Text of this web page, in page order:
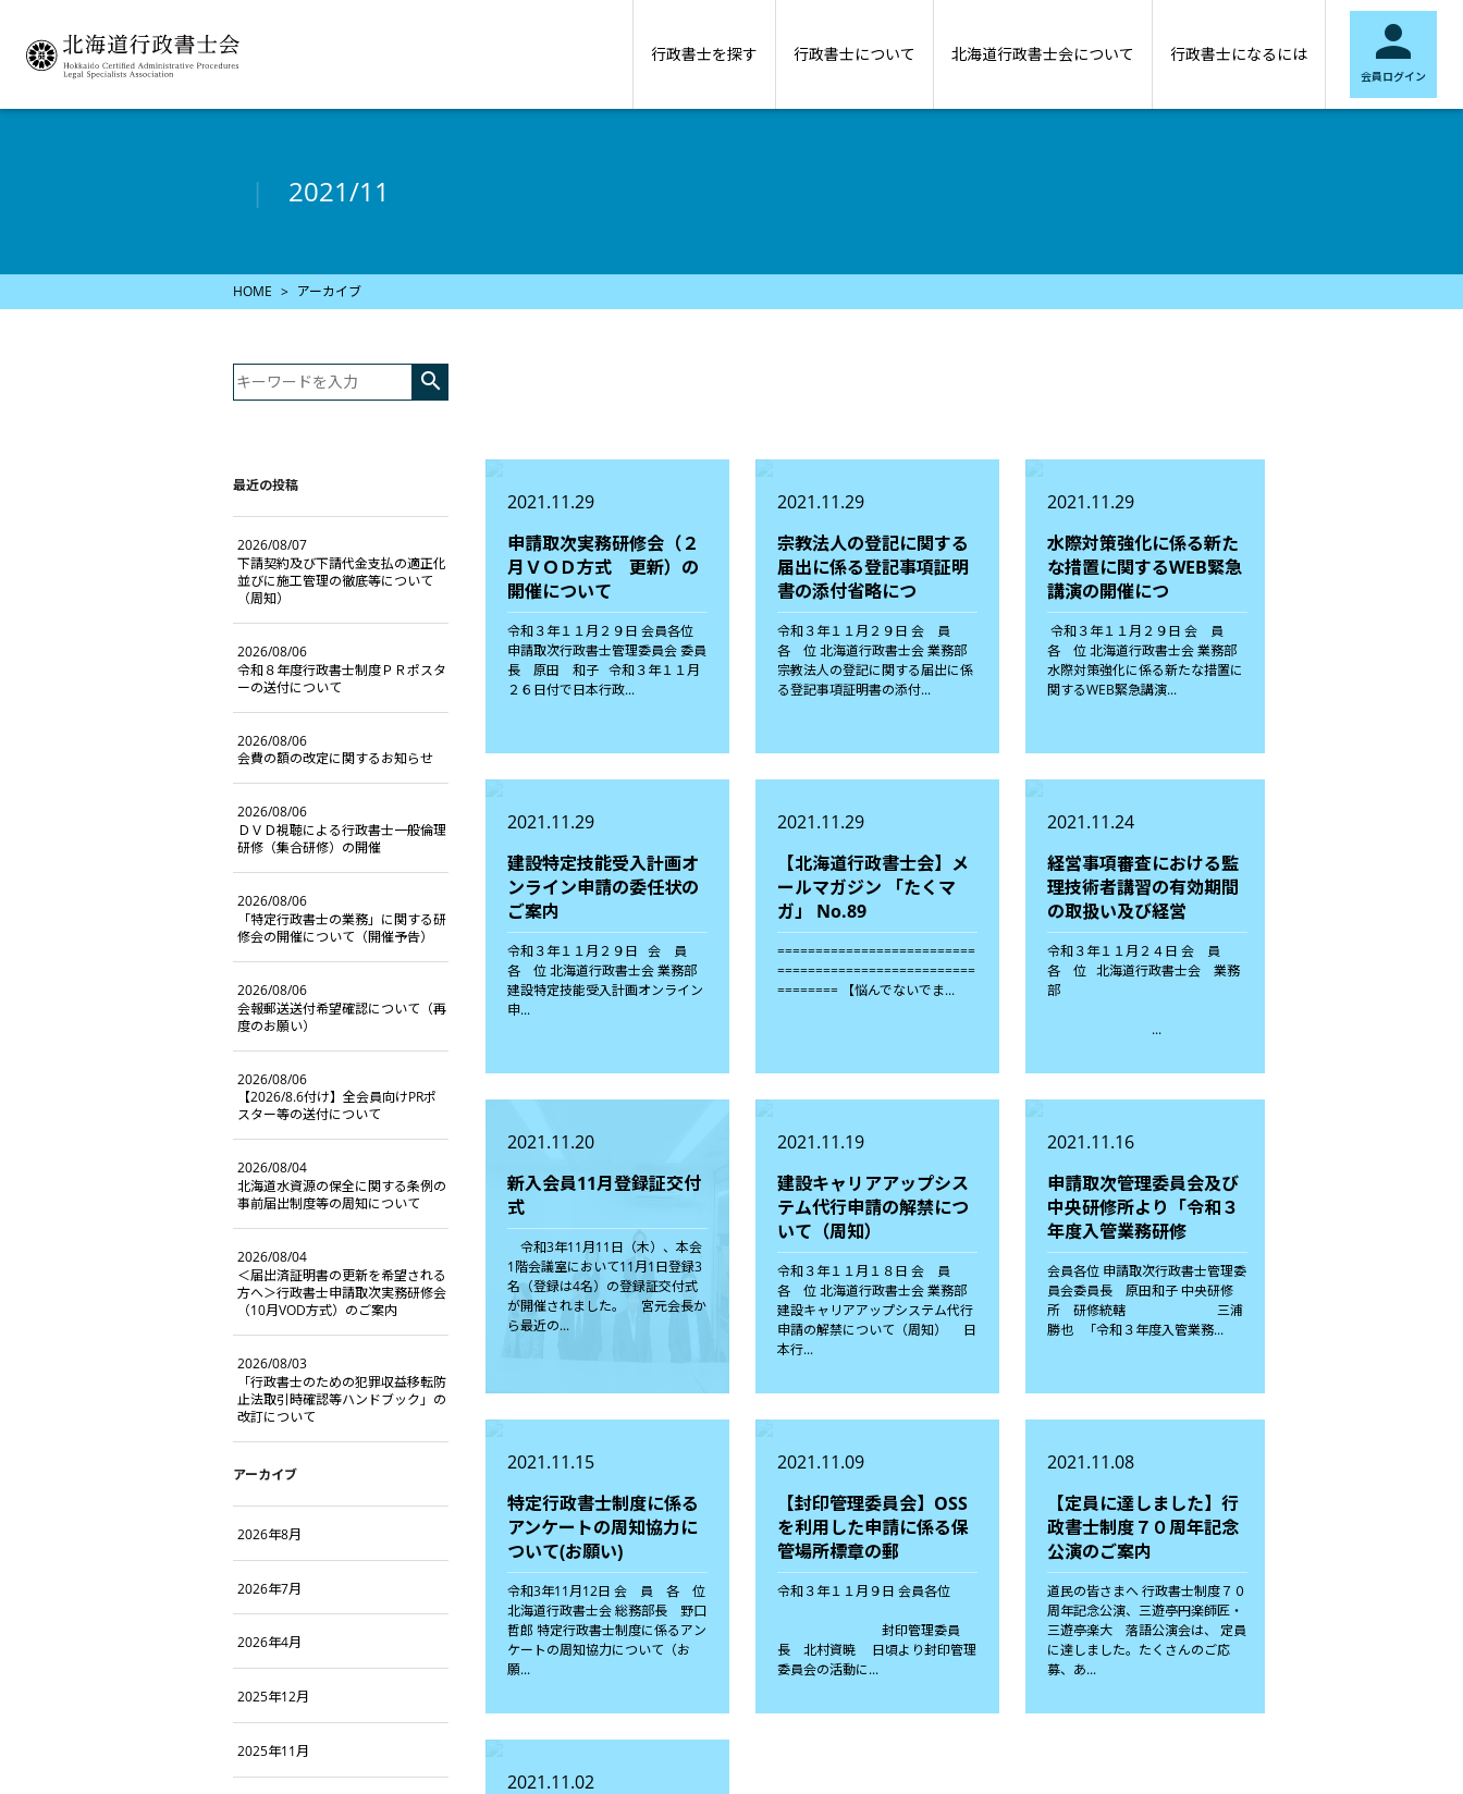
行政書士を探す 行政書士について 北海道行政書士会について 行政書士になるには 
会員ログイン
2021/11
HOME アーカイブ
2021.11.29
申請取次実務研修会（２
月ＶＯＤ方式 更新）の
開催について
令和３年１１月２９日 会員各位
申請取次行政書士管理委員会 委員
長 原田 和子 令和３年１１月
２６日付で日本行政...
2021.11.29
宗教法人の登記に関する
届出に係る登記事項証明
書の添付省略につ
令和３年１１月２９日 会 員
各 位 北海道行政書士会 業務部
宗教法人の登記に関する届出に係
る登記事項証明書の添付...
2021.11.29
水際対策強化に係る新た
な措置に関するWEB緊急
講演の開催につ
令和３年１１月２９日 会 員
各 位 北海道行政書士会 業務部
水際対策強化に係る新たな措置に
関するWEB緊急講演...
2021.11.29
建設特定技能受入計画オ
ンライン申請の委任状の
ご案内
令和３年１１月２９日 会 員
各 位 北海道行政書士会 業務部
建設特定技能受入計画オンライン
申...
2021.11.29
【北海道行政書士会】メ
ールマガジン 「たくマ
ガ」 No.89
==========================
==========================
======== 【悩んでないでま...
2021.11.24
経営事項審査における監
理技術者講習の有効期間
の取扱い及び経営
令和３年１１月２４日 会 員
各 位 北海道行政書士会 業務
部
...
2021.11.20
新入会員11月登録証交付
式
令和3年11月11日（木）、本会
1階会議室において11月1日登録3
名（登録は4名）の登録証交付式
が開催されました。 宮元会長か
ら最近の...
2021.11.19
建設キャリアアップシス
テム代行申請の解禁につ
いて（周知）
令和３年１１月１８日 会 員
各 位 北海道行政書士会 業務部
建設キャリアアップシステム代行
申請の解禁について（周知） 日
本行...
2021.11.16
申請取次管理委員会及び
中央研修所より「令和３
年度入管業務研修
会員各位 申請取次行政書士管理委
員会委員長 原田和子 中央研修
所 研修統轄 三浦
勝也 「令和３年度入管業務...
2021.11.15
特定行政書士制度に係る
アンケートの周知協力に
ついて(お願い)
令和3年11月12日 会 員 各 位
北海道行政書士会 総務部長 野口
哲郎 特定行政書士制度に係るアン
ケートの周知協力について（お
願...
2021.11.09
【封印管理委員会】OSS
を利用した申請に係る保
管場所標章の郵
令和３年１１月９日 会員各位
封印管理委員
長 北村資暁 日頃より封印管理
委員会の活動に...
2021.11.08
【定員に達しました】行
政書士制度７０周年記念
公演のご案内
道民の皆さまへ 行政書士制度７０
周年記念公演、三遊亭円楽師匠・
三遊亭楽大 落語公演会は、 定員
に達しました。たくさんのご応
募、あ...
2021.11.02

最近の投稿
2026/08/07
下請契約及び下請代金支払の適正化
並びに施工管理の徹底等について
（周知）
2026/08/06
令和８年度行政書士制度ＰＲポスタ
ーの送付について
2026/08/06
会費の額の改定に関するお知らせ
2026/08/06
ＤＶＤ視聴による行政書士一般倫理
研修（集合研修）の開催
2026/08/06
「特定行政書士の業務」に関する研
修会の開催について（開催予告）
2026/08/06
会報郵送送付希望確認について（再
度のお願い）
2026/08/06
【2026/8.6付け】全会員向けPRポ
スター等の送付について
2026/08/04
北海道水資源の保全に関する条例の
事前届出制度等の周知について
2026/08/04
＜届出済証明書の更新を希望される
方へ＞行政書士申請取次実務研修会
（10月VOD方式）のご案内
2026/08/03
「行政書士のための犯罪収益移転防
止法取引時確認等ハンドブック」の
改訂について
アーカイブ
2026年8月
2026年7月
2026年4月
2025年12月
2025年11月